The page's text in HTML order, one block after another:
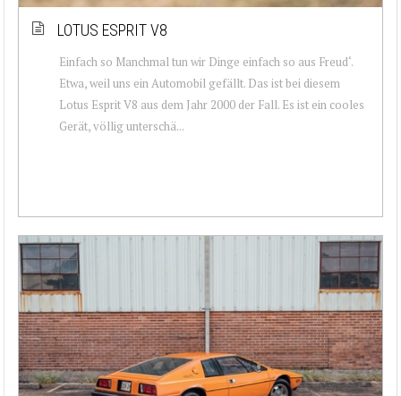
LOTUS ESPRIT V8
Einfach so Manchmal tun wir Dinge einfach so aus Freud‘.
Etwa, weil uns ein Automobil gefällt. Das ist bei diesem
Lotus Esprit V8 aus dem Jahr 2000 der Fall. Es ist ein cooles
Gerät, völlig unterschä...